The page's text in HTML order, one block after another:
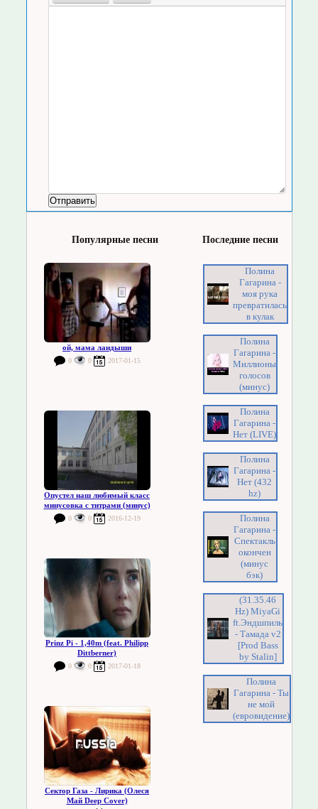
Популярные песни
ой, мама ландыши
0 0 2017-01-15
Опустел наш любимый класс
минусовка с титрами (минус)
0 0 2016-12-19
Prinz Pi - 1,40m (feat. Philipp
Dittberner)
0 0 2017-01-18
Сектор Газа - Лирика (Олеся
Май Deep Cover)
Последние песни
Полина
Гагарина -
моя рука
превратилась
в кулак
Полина
Гагарина -
Миллионы
голосов
(минус)
Полина
Гагарина -
Нет (LIVE)
Полина
Гагарина -
Нет (432
hz)
Полина
Гагарина -
Спектакль
окончен
(минус
бэк)
(31.35.46
Hz) MiyaGi
ft.Эндшпиль
- Тамада v2
[Prod Bass
by Stalin]
Полина
Гагарина - Ты
не мой
(евровидение)